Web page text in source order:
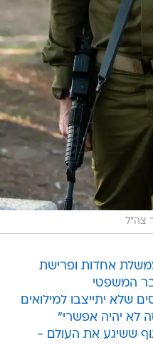
צה"ל
אחדות ופרישת
המשפטי
שלא יתייצבו למילואים
לא יהיה אפשרי"
ששיגע את העולם -